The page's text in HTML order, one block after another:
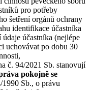
pro potřeby
šetření orgánů ochrany
identifikace účastníka
účastníka (nejlépe
uchovávat po dobu 30
č. 94/2021 Sb. stanovují
pokojně se
Sb., o právu